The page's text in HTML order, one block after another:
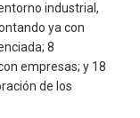
industrial,
ya con
8
empresas; y 18
de los